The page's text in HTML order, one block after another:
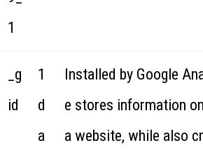
1
_g
id
1
d
a
Installed by Google
e stores information
a website, while also